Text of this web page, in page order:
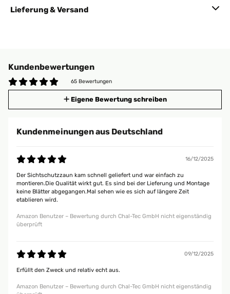
Lieferung & Versand
Kundenbewertungen
65 Bewertungen
Eigene Bewertung schreiben
Kundenmeinungen aus Deutschland
16/12/2025
Der Sichtschutzzaun kam schnell geliefert und war einfach zu
montieren.Die Qualität wirkt gut. Es sind bei der Lieferung und Montage
keine Blätter abgegangen.Mal sehen wie es sich auf längere Zeit
etablieren wird.
Amazon Benutzer – Bewertung durch Chal-Tec GmbH nicht eigenständig
überprüft
09/12/2025
Erfüllt den Zweck und relativ echt aus.
Amazon Benutzer – Bewertung durch Chal-Tec GmbH nicht eigenständig